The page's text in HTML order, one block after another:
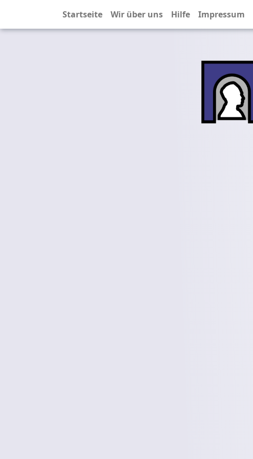
Startseite Wir über uns Hilfe Impressum